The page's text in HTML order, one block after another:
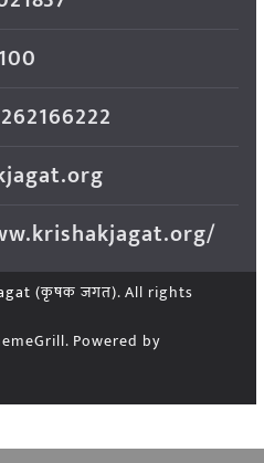
(कृषक जगत). All rights
Powered by